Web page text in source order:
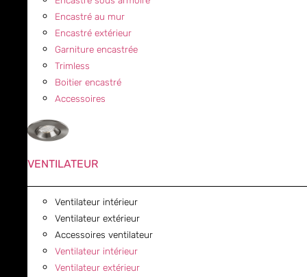
Encastré au mur
Encastré extérieur
Garniture encastrée
Trimless
Boitier encastré
Accessoires
VENTILATEUR
Ventilateur intérieur
Ventilateur extérieur
Accessoires ventilateur
Ventilateur intérieur
Ventilateur extérieur